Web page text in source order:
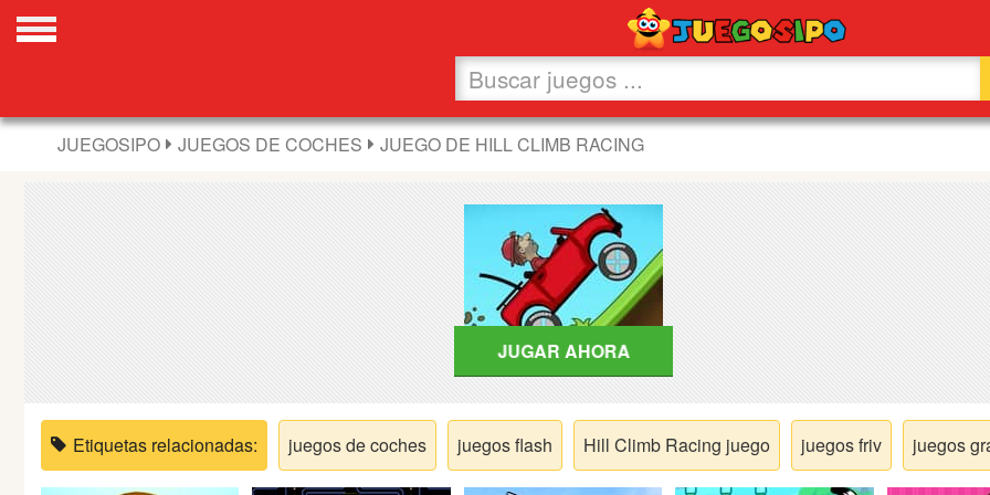
Nuevos
Flash
Fútbol
JUEGOSIPO JUEGOS DE COCHES JUEGO DE HILL CLIMB RACING
JUGAR AHORA
Etiquetas relacionadas: juegos de coches juegos flash Hill Climb Racing juego juegos friv juegos